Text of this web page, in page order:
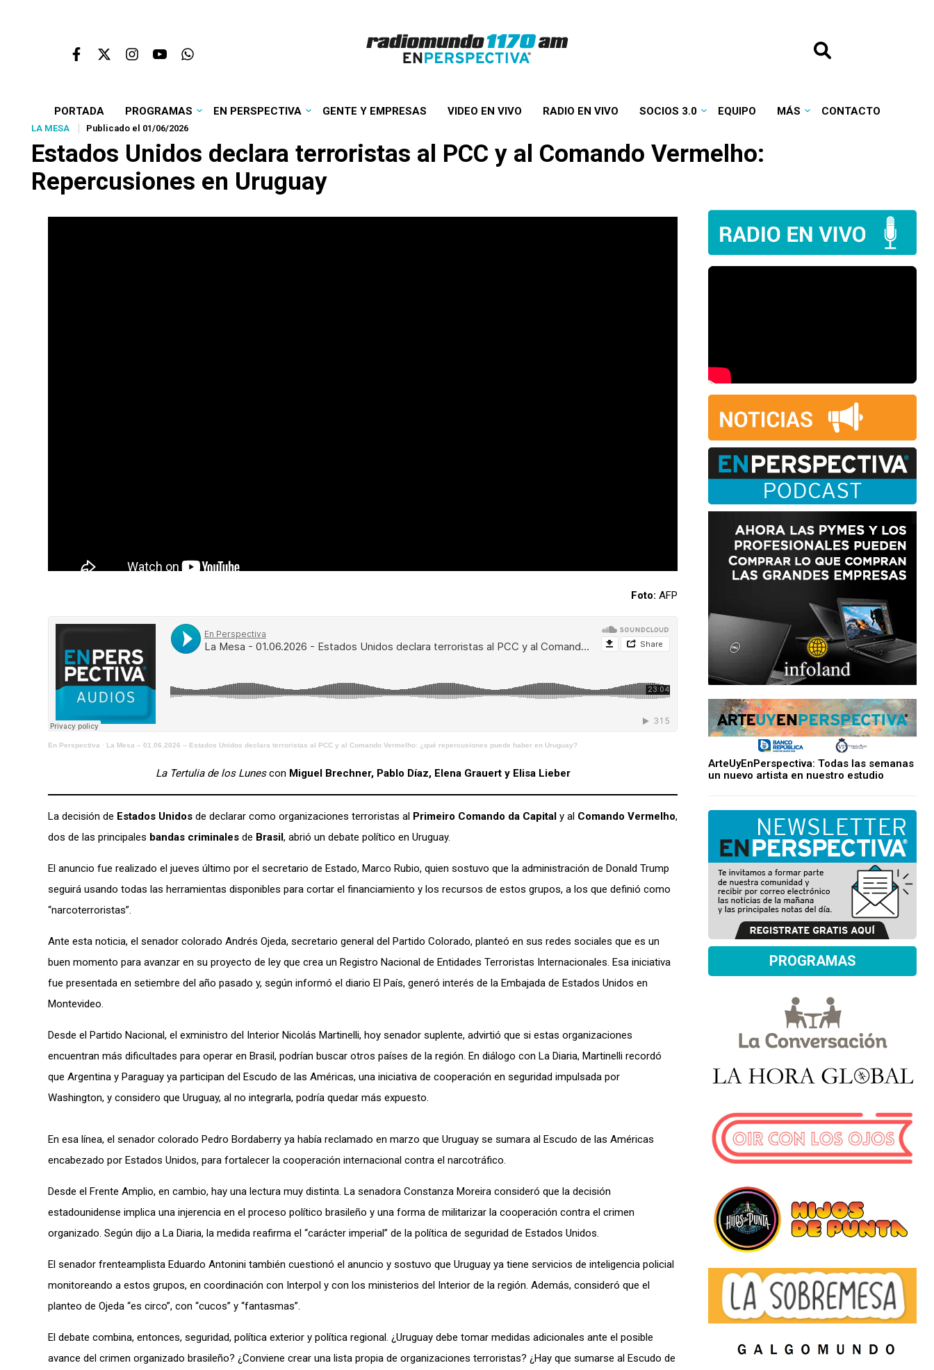
PORTADA PROGRAMAS EN PERSPECTIVA GENTE Y EMPRESAS VIDEO EN VIVO RADIO EN VIVO SOCIOS 3.0 EQUIPO MÁS CONTACTO
LA MESA Publicado el 01/06/2026
Estados Unidos declara terroristas al PCC y al Comando Vermelho:
Repercusiones en Uruguay
Foto: AFP
En Perspectiva · La Mesa – 01.06.2026 – Estados Unidos declara terroristas al PCC y al Comando Vermelho: ¿qué repercusiones puede haber en Uruguay?
La Tertulia de los Lunescon Miguel Brechner, Pablo Díaz, Elena Grauert y Elisa Lieber
La decisión de Estados Unidos de declarar como organizaciones terroristas al Primeiro Comando da Capital y al Comando Vermelho,
dos de las principales bandas criminales de Brasil, abrió un debate político en Uruguay.
El anuncio fue realizado el jueves último por el secretario de Estado, Marco Rubio, quien sostuvo que la administración de Donald Trump
seguirá usando todas las herramientas disponibles para cortar el financiamiento y los recursos de estos grupos, a los que definió como
“narcoterroristas”.
Ante esta noticia, el senador colorado Andrés Ojeda, secretario general del Partido Colorado, planteó en sus redes sociales que es un
buen momento para avanzar en su proyecto de ley que crea un Registro Nacional de Entidades Terroristas Internacionales. Esa iniciativa
fue presentada en setiembre del año pasado y, según informó el diario El País, generó interés de la Embajada de Estados Unidos en
Montevideo.
Desde el Partido Nacional, el exministro del Interior Nicolás Martinelli, hoy senador suplente, advirtió que si estas organizaciones
encuentran más dificultades para operar en Brasil, podrían buscar otros países de la región. En diálogo con La Diaria, Martinelli recordó
que Argentina y Paraguay ya participan del Escudo de las Américas, una iniciativa de cooperación en seguridad impulsada por
Washington, y considero que Uruguay, al no integrarla, podría quedar más expuesto.
En esa línea, el senador colorado Pedro Bordaberry ya había reclamado en marzo que Uruguay se sumara al Escudo de las Américas
encabezado por Estados Unidos, para fortalecer la cooperación internacional contra el narcotráfico.
Desde el Frente Amplio, en cambio, hay una lectura muy distinta. La senadora Constanza Moreira consideró que la decisión
estadounidense implica una injerencia en el proceso político brasileño y una forma de militarizar la cooperación contra el crimen
organizado. Según dijo a La Diaria, la medida reafirma el “carácter imperial” de la política de seguridad de Estados Unidos.
El senador frenteamplista Eduardo Antonini también cuestionó el anuncio y sostuvo que Uruguay ya tiene servicios de inteligencia policial
monitoreando a estos grupos, en coordinación con Interpol y con los ministerios del Interior de la región. Además, consideró que el
planteo de Ojeda “es circo”, con “cucos” y “fantasmas”.
El debate combina, entonces, seguridad, política exterior y política regional. ¿Uruguay debe tomar medidas adicionales ante el posible
avance del crimen organizado brasileño? ¿Conviene crear una lista propia de organizaciones terroristas? ¿Hay que sumarse al Escudo de
ArteUyEnPerspectiva: Todas las semanas
un nuevo artista en nuestro estudio
PROGRAMAS